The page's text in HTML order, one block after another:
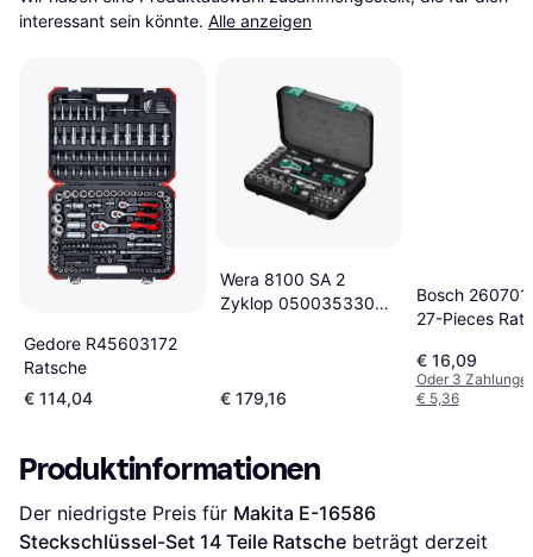
interessant sein könnte. Alle anzeigen
Gedore R45603172
Ratsche
€ 114,04
Wera 8100 SA 2
Zyklop 05003533001
€ 179,16
Bosch
27-Pieces
€ 16,09
Oder 3
€ 5,36
Produktinformationen
Der niedrigste Preis für Makita E-16586
Steckschlüssel-Set 14 Teile Ratsche